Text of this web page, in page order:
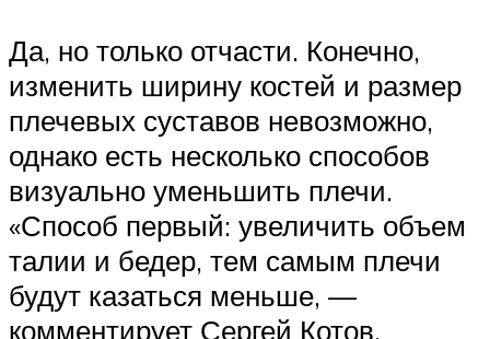
Да, но только отчасти. Конечно,
изменить ширину костей и размер
плечевых суставов невозможно,
однако есть несколько способов
визуально уменьшить плечи.
«Способ первый: увеличить объем
талии и бедер, тем самым плечи
будут казаться меньше, —
комментирует Сергей Котов,